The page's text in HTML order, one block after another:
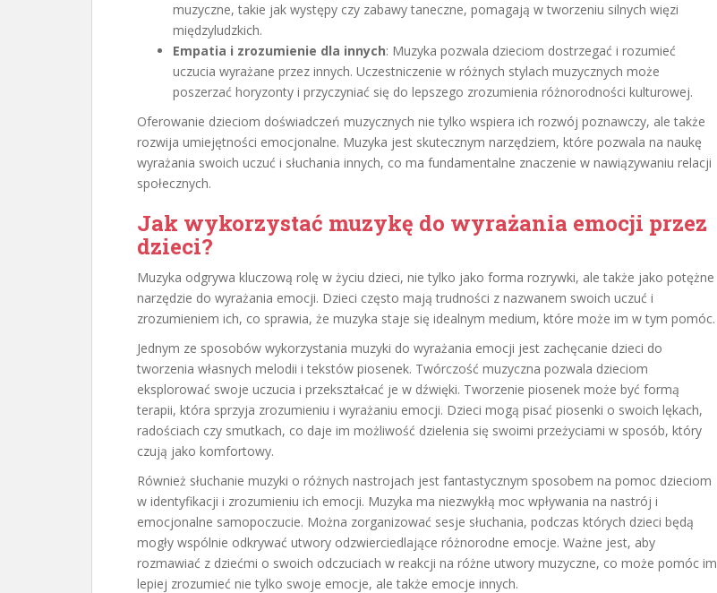
muzyczne, takie jak występy czy zabawy taneczne, pomagają w tworzeniu silnych więzi
międzyludzkich.
Empatia i zrozumienie dla innych: Muzyka pozwala dzieciom dostrzegać i rozumieć
uczucia wyrażane przez innych. Uczestniczenie w różnych stylach muzycznych może
poszerzać horyzonty i przyczyniać się do lepszego zrozumienia różnorodności kulturowej.
Oferowanie dzieciom doświadczeń muzycznych nie tylko wspiera ich rozwój poznawczy, ale także
rozwija umiejętności emocjonalne. Muzyka jest skutecznym narzędziem, które pozwala na naukę
wyrażania swoich uczuć i słuchania innych, co ma fundamentalne znaczenie w nawiązywaniu relacji
społecznych.
Jak wykorzystać muzykę do wyrażania emocji przez
dzieci?
Muzyka odgrywa kluczową rolę w życiu dzieci, nie tylko jako forma rozrywki, ale także jako potężne
narzędzie do wyrażania emocji. Dzieci często mają trudności z nazwanem swoich uczuć i
zrozumieniem ich, co sprawia, że muzyka staje się idealnym medium, które może im w tym pomóc.
Jednym ze sposobów wykorzystania muzyki do wyrażania emocji jest zachęcanie dzieci do
tworzenia własnych melodii i tekstów piosenek. Twórczość muzyczna pozwala dzieciom
eksplorować swoje uczucia i przekształcać je w dźwięki. Tworzenie piosenek może być formą
terapii, która sprzyja zrozumieniu i wyrażaniu emocji. Dzieci mogą pisać piosenki o swoich lękach,
radościach czy smutkach, co daje im możliwość dzielenia się swoimi przeżyciami w sposób, który
czują jako komfortowy.
Również słuchanie muzyki o różnych nastrojach jest fantastycznym sposobem na pomoc dzieciom
w identyfikacji i zrozumieniu ich emocji. Muzyka ma niezwykłą moc wpływania na nastrój i
emocjonalne samopoczucie. Można zorganizować sesje słuchania, podczas których dzieci będą
mogły wspólnie odkrywać utwory odzwierciedlające różnorodne emocje. Ważne jest, aby
rozmawiać z dziećmi o swoich odczuciach w reakcji na różne utwory muzyczne, co może pomóc im
lepiej zrozumieć nie tylko swoje emocje, ale także emocje innych.